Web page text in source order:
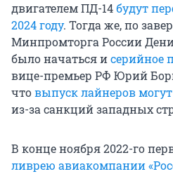
двигателем ПД-14будут
2024 году. Тогда же, по
Минпромторга России
было начаться исерийное
вице-премьер РФ Юрий
чтовыпуск лайнеров
из-за санкций западных
В конце ноября 2022-го
ливрею авиакомпании